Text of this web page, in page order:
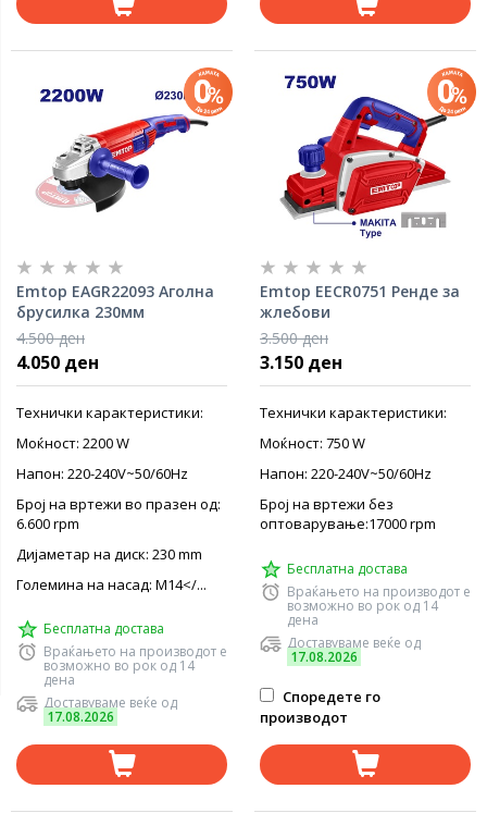
Emtop EAGR22093 Аголна
брусилка 230мм
4.500 ден
4.050 ден
Технички карактеристики:
Моќност: 2200 W
Напон: 220-240V~50/60Hz
Број на вртежи во празен од:
6.600 rpm
Дијаметар на диск: 230 mm
Големина на насад: M14</...
Бесплатна достава
Враќањето на производот е
возможно во рок од 14
дена
Доставуваме веќе од
17.08.2026
Emtop EECR0751 Ренде за
жлебови
3.500 ден
3.150 ден
Технички карактеристики:
Моќност: 750 W
Напон: 220-240V~50/60Hz
Број на вртежи без
оптоварување:17000 rpm
Бесплатна достава
Враќањето на производот е
возможно во рок од 14
дена
Доставуваме веќе од
17.08.2026
Споредете го
производот